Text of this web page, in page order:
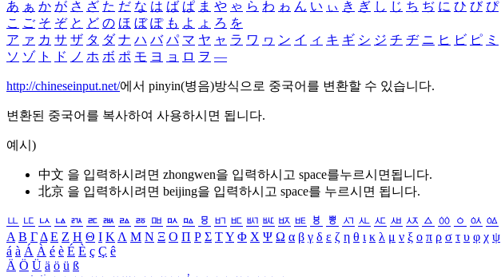
あ ぁ か が さ ざ た だ な は ば ぱ ま や ゃ ら わ ゎ ん い ぃ き ぎ し じ ち ぢ に ひ び ぴ
こ ご そ ぞ と ど の ほ ぼ ぽ も よ ょ ろ を
ア ァ カ サ ザ タ ダ ナ ハ バ パ マ ヤ ャ ラ ワ ヮ ン イ ィ キ ギ シ ジ チ ヂ ニ ヒ ビ ピ ミ
ソ ゾ ト ド ノ ホ ボ ポ モ ヨ ョ ロ ヲ ―
http://chineseinput.net/에서 pinyin(병음)방식으로 중국어를 변환할 수 있습니다.
변환된 중국어를 복사하여 사용하시면 됩니다.
예시)
中文 을 입력하시려면 zhongwen을 입력하시고 space를누르시면됩니다.
北京 을 입력하시려면 beijing을 입력하시고 space를 누르시면 됩니다.
ㅥ ㅦ ㅧ ㅨ ㅩ ㅪ ㅫ ㅬ ㅭ ㅮ ㅯ ㅰ ㅱ ㅲ ㅳ ㅴ ㅵ ㅶ ㅷ ㅸ ㅹ ㅺ ㅻ ㅼ ㅽ ㅾ ㅿ ㆀ ㆁ ㆂ ㆃ
Α Β ΓΔ Ε Ζ Η Θ Ι ΚΛ Μ Ν Ξ Ο Π Ρ Σ ΤΥ Φ Χ Ψ Ω α β γ δ ε ζ η θ ι κ λ μ ν ξ ο π ρ σ τ υ φ χ ψ
á à Á À é è É È ç Ç ê
Ä Ö Ü ä ö ü ß